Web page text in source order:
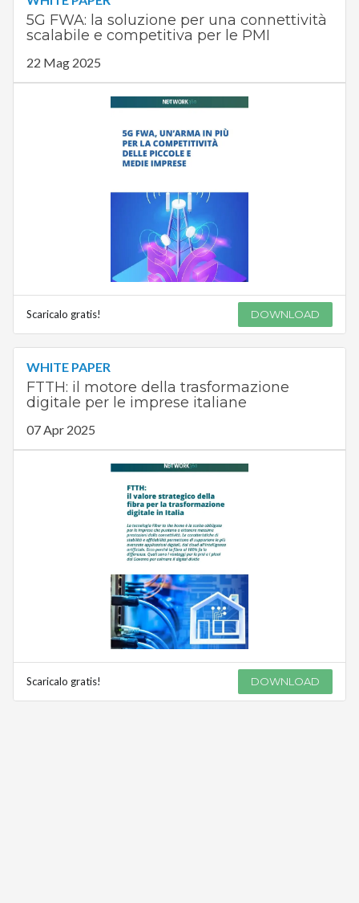
5G FWA: la soluzione per una connettività
scalabile e competitiva per le PMI
22 Mag 2025
Scaricalo gratis! DOWNLOAD
WHITE PAPER
FTTH: il motore della trasformazione
digitale per le imprese italiane
07 Apr 2025
Scaricalo gratis! DOWNLOAD